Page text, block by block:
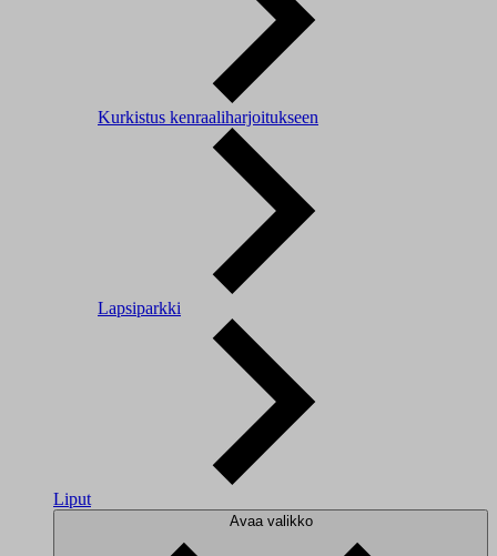
Kurkistus kenraaliharjoitukseen
Lapsiparkki
Liput
Avaa valikko